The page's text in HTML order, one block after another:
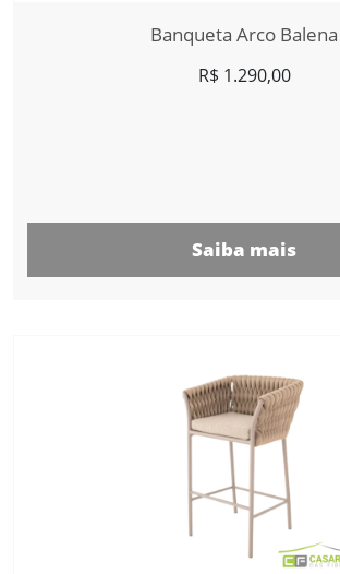
Banqueta Arco Balena
R$ 1.290,00
Saiba mais